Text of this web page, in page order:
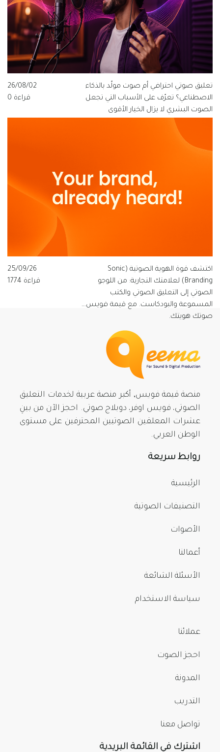
تعليق صوتي احترافي أم صوت مولّد بالذكاء
الاصطناعي؟ تعرّف على الأسباب التي تجعل
الصوت البشري لا يزال الخيار الأقوى
للعلامات التجارية الناطقة بالعربية، ولماذا
تتبنى قيمة فويس شعار "الصوت الذي
يفهم العربية".
26/08/02
قراءة 0
اكتشف قوة الهوية الصوتية (Sonic
Branding) لعلامتك التجارية: من اللوجو
الصوتي إلى التعليق الصوتي والكتب
المسموعة والبودكاست. مع قيمة فويس…
صوتك هويتك.
25/09/26
قراءة 1774
منصة قيمة فويس, أكبر منصة عربية لخدمات التعليق
الصوتي، فويس اوفر، دوبلاج صوتي. احجز الآن من بينِ
عشرات المعلقين الصوتيين المحترفين على مستوى
الوطن العربي.
روابط سريعة
الرئيسية
التصنيفات الصوتية
الأصوات
أعمالنا
الأسئلة الشائعة
سياسة الاستخدام
عملائنا
احجز الصوت
المدونة
التدريب
تواصل معنا
اشترك في القائمة البريدية